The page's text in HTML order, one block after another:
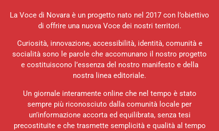
La Voce di Novara è un progetto nato nel 2017 con l’obiettivo
di offrire una nuova Voce dei nostri territori.
Curiosità, innovazione, accessibilità, identità, comunità e
socialità sono le parole che accomunano il nostro progetto
e costituiscono l’essenza del nostro manifesto e della
nostra linea editoriale.
Un giornale interamente online che nel tempo è stato
sempre più riconosciuto dalla comunità locale per
un’informazione accorta ed equilibrata, senza tesi
precostituite e che trasmette semplicità e qualità al tempo